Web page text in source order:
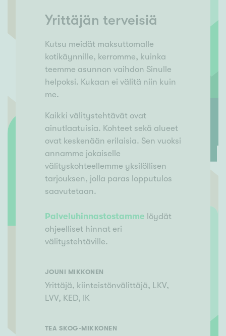
Yrittäjän terveisiä
Kutsu meidät maksuttomalle
kotikäynnille, kerromme, kuinka
teemme asunnon vaihdon Sinulle
helpoksi. Kukaan ei välitä niin kuin
me.
Kaikki välitystehtävät ovat
ainutlaatuisia. Kohteet sekä alueet
ovat keskenään erilaisia. Sen vuoksi
annamme jokaiselle
välityskohteellemme yksilöllisen
tarjouksen, jolla paras lopputulos
saavutetaan.
Palveluhinnastostamme löydät
ohjeelliset hinnat eri
välitystehtäville.
JOUNI MIKKONEN
Yrittäjä, kiinteistönvälittäjä, LKV,
LVV, KED, IK
TEA SKOG-MIKKONEN